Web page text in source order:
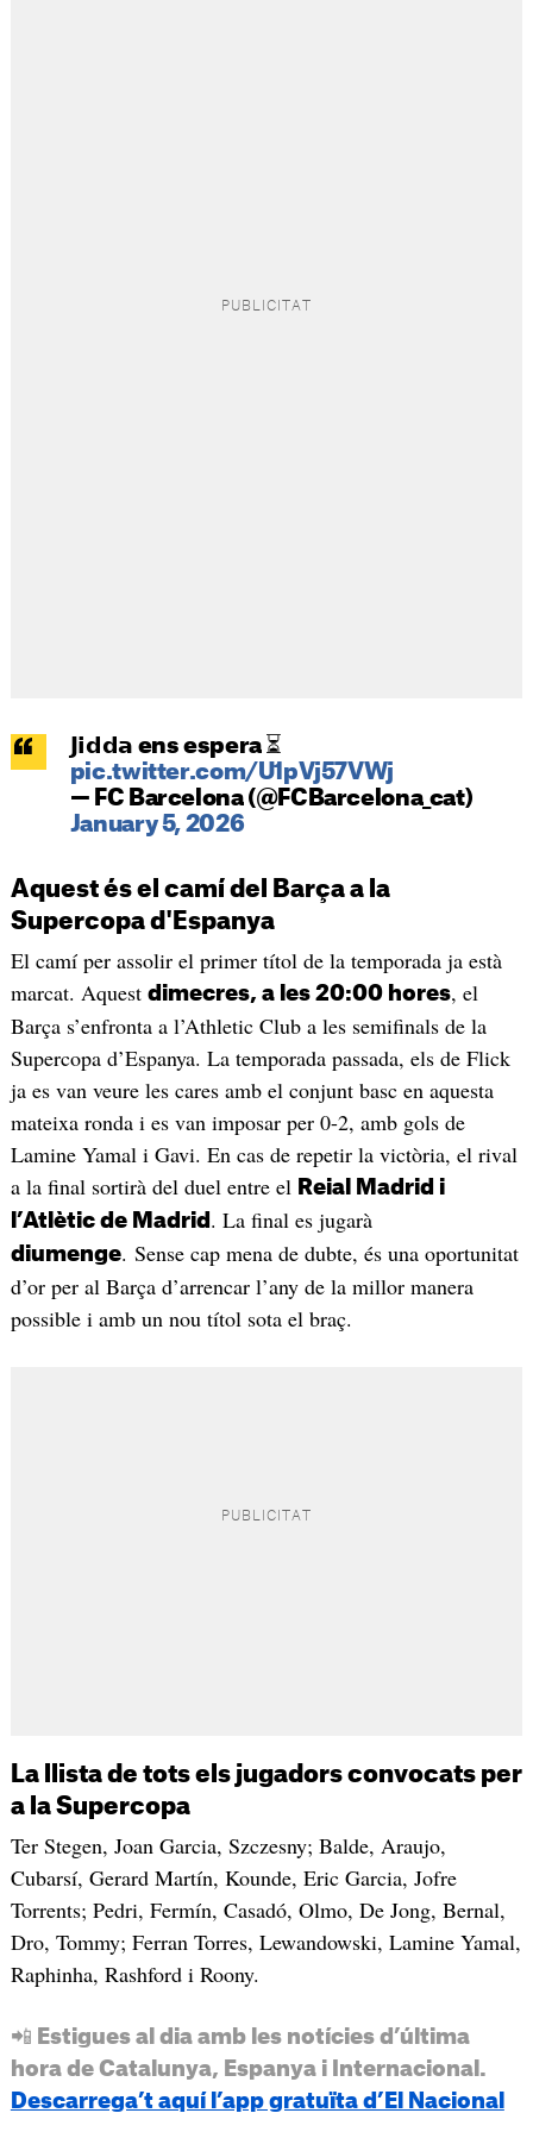
𝗝𝗶𝗱𝗱𝗮 ens espera ⏳
pic.twitter.com/U1pVj57VWj
— FC Barcelona (@FCBarcelona_cat)
January 5, 2026
Aquest és el camí del Barça a la
Supercopa d'Espanya
El camí per assolir el primer títol de la temporada ja està
marcat. Aquest dimecres, a les 20:00 hores, el
Barça s’enfronta a l’Athletic Club a les semifinals de la
Supercopa d’Espanya. La temporada passada, els de Flick
ja es van veure les cares amb el conjunt basc en aquesta
mateixa ronda i es van imposar per 0-2, amb gols de
Lamine Yamal i Gavi. En cas de repetir la victòria, el rival
a la final sortirà del duel entre el Reial Madrid i
l’Atlètic de Madrid . La final es jugarà
diumenge. Sense cap mena de dubte, és una oportunitat
d’or per al Barça d’arrencar l’any de la millor manera
possible i amb un nou títol sota el braç.
La llista de tots els jugadors convocats per
a la Supercopa
Ter Stegen, Joan Garcia, Szczesny; Balde, Araujo,
Cubarsí, Gerard Martín, Kounde, Eric Garcia, Jofre
Torrents; Pedri, Fermín, Casadó, Olmo, De Jong, Bernal,
Dro, Tommy; Ferran Torres, Lewandowski, Lamine Yamal,
Raphinha, Rashford i Roony.
📲 Estigues al dia amb les notícies d’última
hora de Catalunya, Espanya i Internacional.
Descarrega’t aquí l’app gratuïta d’El Nacional